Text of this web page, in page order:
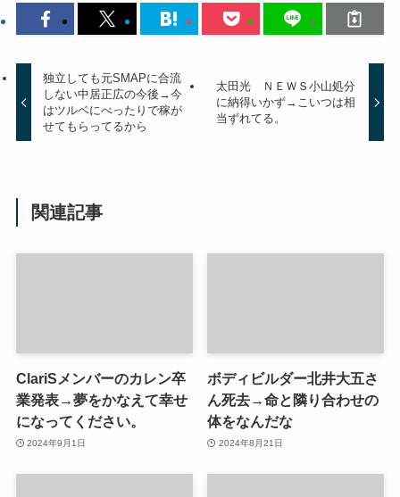
独立しても元SMAPに合流
しない中居正広の今後→今
はツルベにべったりで稼が
せてもらってるから
太田光 ＮＥＷＳ小山処分
に納得いかず→こいつは相
当ずれてる。
関連記事
ClariSメンバーのカレン卒
業発表→夢をかなえて幸せ
になってください。
2024年9月1日
ボディビルダー北井大五さ
ん死去→命と隣り合わせの
体をなんだな
2024年8月21日